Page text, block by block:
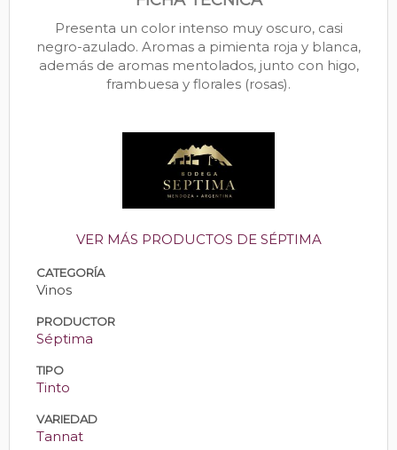
Presenta un color intenso muy oscuro, casi
negro-azulado. Aromas a pimienta roja y blanca,
además de aromas mentolados, junto con higo,
frambuesa y florales (rosas).
VER MÁS PRODUCTOS DE SÉPTIMA
CATEGORÍA
Vinos
PRODUCTOR
Séptima
TIPO
Tinto
VARIEDAD
Tannat